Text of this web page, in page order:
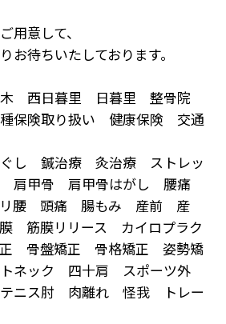
用意して、
お待ちいたしております。
西日暮里 日暮里 整骨院
保険取り扱い 健康保険 交通
し 鍼治療 灸治療 ストレッ
甲骨 肩甲骨はがし 腰痛
リ腰 頭痛 腸もみ 産前 産
筋膜リリース カイロプラク
骨盤矯正 骨格矯正 姿勢矯
ネック 四十肩 スポーツ外
ニス肘 肉離れ 怪我 トレー